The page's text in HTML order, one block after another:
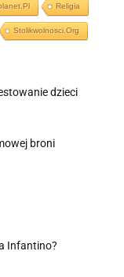
Religia
Stolikwolnosci.org
dzieci
broni
Infantino?